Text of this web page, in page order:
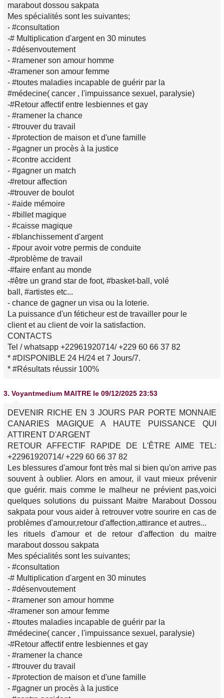
marabout dossou sakpata
Mes spécialités sont les suivantes;
- #consultation
-# Multiplication d'argent en 30 minutes
- #désenvoutement
- #ramener son amour homme
-#ramener son amour femme
- #toutes maladies incapable de guérir par la
#médecine( cancer , l'impuissance sexuel, paralysie)
-#Retour affectif entre lesbiennes et gay
- #ramener la chance
- #trouver du travail
- #protection de maison et d'une famille
- #gagner un procès à la justice
- #contre accident
- #gagner un match
-#retour affection
-#trouver de boulot
- #aide mémoire
- #billet magique
- #caisse magique
- #blanchissement d'argent
- #pour avoir votre permis de conduite
-#problème de travail
-#faire enfant au monde
-#être un grand star de foot, #basket-ball, volé
ball, #artistes etc...
- chance de gagner un visa ou la loterie.
La puissance d'un féticheur est de travailler pour le
client et au client de voir la satisfaction.
CONTACTS
Tel / whatsapp +22961920714/ +229 60 66 37 82
* #DISPONIBLE 24 H/24 et 7 Jours/7.
* #Résultats réussir 100%
3. Voyantmedium MAITRE le 09/12/2025 23:53
DEVENIR RICHE EN 3 JOURS PAR PORTE MONNAIE
CANARIES MAGIQUE A HAUTE PUISSANCE QUI
ATTIRENT D'ARGENT
RETOUR AFFECTIF RAPIDE DE L'ÊTRE AIME TEL:
+22961920714/ +229 60 66 37 82
Les blessures d'amour font très mal si bien qu'on arrive pas
souvent à oublier. Alors en amour, il vaut mieux prévenir
que guérir. mais comme le malheur ne prévient pas,voici
quelques solutions du puissant Maitre Marabout Dossou
sakpata pour vous aider à retrouver votre sourire en cas de
problèmes d'amour,retour d'affection,attirance et autres...
les rituels d'amour et de retour d'affection du maitre
marabout dossou sakpata
Mes spécialités sont les suivantes;
- #consultation
-# Multiplication d'argent en 30 minutes
- #désenvoutement
- #ramener son amour homme
-#ramener son amour femme
- #toutes maladies incapable de guérir par la
#médecine( cancer , l'impuissance sexuel, paralysie)
-#Retour affectif entre lesbiennes et gay
- #ramener la chance
- #trouver du travail
- #protection de maison et d'une famille
- #gagner un procès à la justice